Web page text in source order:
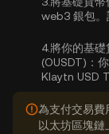
web3 銀包。
4.將你的基
(OUSDT)：
Klaytn USD
為支付交易費
以太坊區塊